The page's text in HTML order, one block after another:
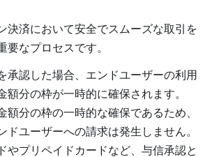
決済において安全でスムーズな取引を
要なプロセスです。
承認した場合、エンドユーザーの利用
額分の枠が一時的に確保されます。
額分の枠の一時的な確保であるため、
ドユーザーへの請求は発生しません。
やプリペイドカードなど、与信承認と